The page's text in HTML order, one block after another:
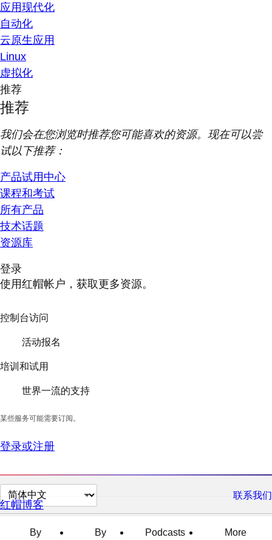
应用现代化
自动化
云原生应用
Linux
虚拟化
推荐
推荐
我们会在您浏览时推荐您可能喜欢的资源。现在可以尝
试以下推荐：
产品试用中心
课程和考试
所有产品
技术话题
资源库
登录
使用红帽帐户，获取更多资源。
控制台访问
活动报名
培训和试用
世界一流的支持
某些服务可能需要订阅。
登录或注册
切
换
联系我们
红帽博客
By
By
Podcasts
More